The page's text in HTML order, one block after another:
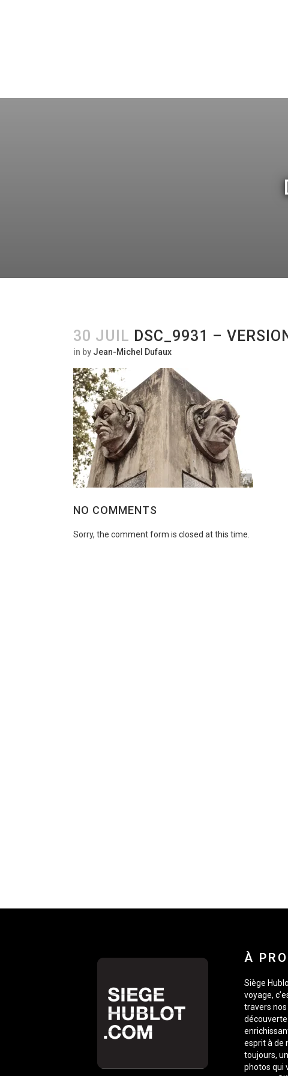
30 JUIL DSC_9931 –
in by Jean-Michel Dufaux
NO COMMENTS
Sorry, the comment form is closed at this time.
À
Siège
voyage,
travers
esprit à de
toujours,
photos qui